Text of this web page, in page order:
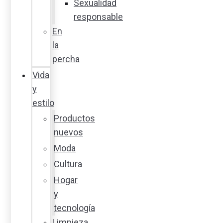
Sexualidad
responsable
En
la
percha
Vida
y
estilo
Productos
nuevos
Moda
Cultura
Hogar
y
tecnología